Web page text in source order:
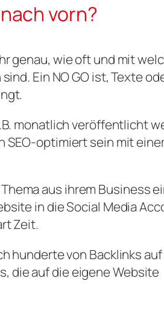
vorn?
genau, wie oft und mit
Ein NO GO ist, Texte
monatlich veröffentlicht
SEO-optimiert sein mit
aus ihrem Business
in die Social Media
Zeit.
hunderte von Backlinks
die auf die eigene Website